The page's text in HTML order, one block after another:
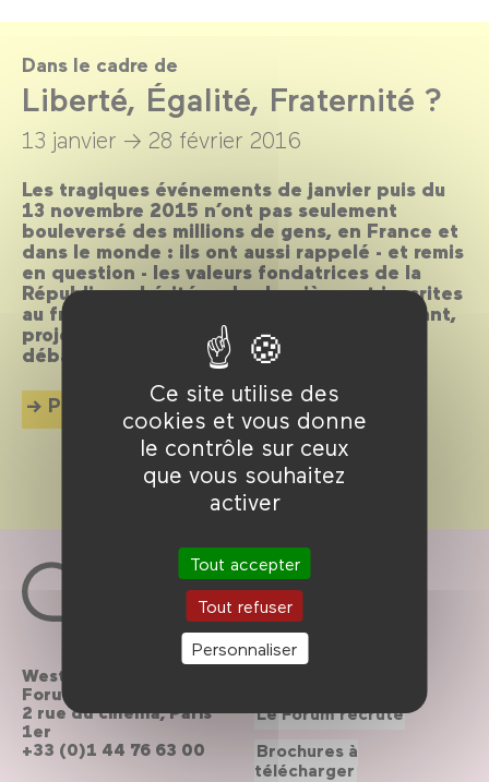
Ce site utilise des
cookies et vous donne
le contrôle sur ceux
que vous souhaitez
activer
Tout accepter
Tout refuser
Personnaliser
Dans le cadre de
Liberté, Égalité, Fraternité ?
13 janvier → 28 février 2016
Les tragiques événements de janvier puis du
13 novembre 2015 n’ont pas seulement
bouleversé des millions de gens, en France et
dans le monde : ils ont aussi rappelé - et remis
en question - les valeurs fondatrices de la
République, héritées des Lumières et inscrites
au fronton des écoles. Sept semaines durant,
projections et rencontres prolongent le
débat.
Plus d'info
Westfield
Forum des Halles
2 rue du cinéma, Paris
1er
+33 (0)1 44 76 63 00
Le Forum recrute
Brochures à
télécharger